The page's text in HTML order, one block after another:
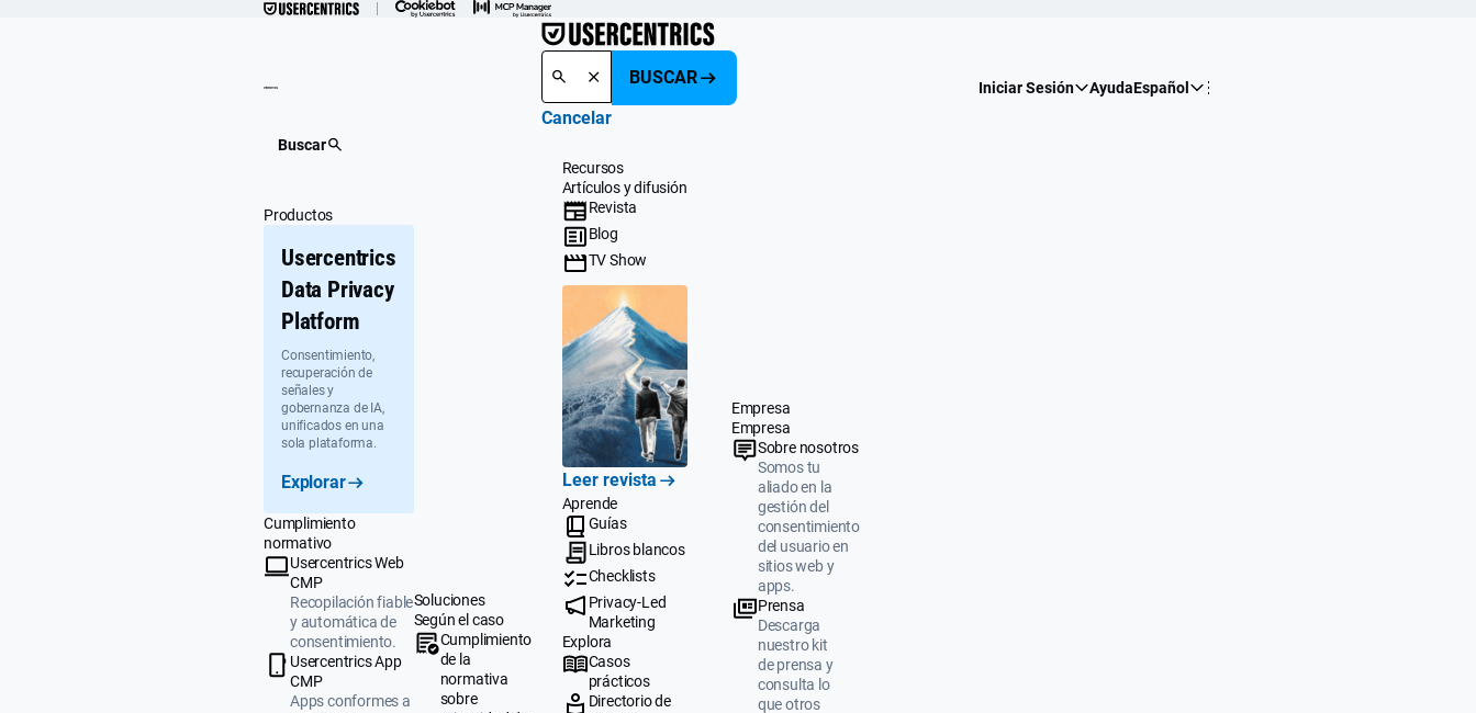
BUSCAR
Cancelar
Buscar
Iniciar Sesión AyudaEspañol
Productos
Usercentrics
Data Privacy
Platform
Consentimiento,
recuperación de
señales y
gobernanza de IA,
unificados en una
sola plataforma.
Explorar
Cumplimiento
normativo
Usercentrics Web
CMP
Recopilación fiable
y automática de
consentimiento.
Usercentrics App
CMP
Apps conformes a
Soluciones
Según el caso
Cumplimiento
de la
normativa
sobre
Recursos
Artículos y difusión
Revista
Blog
TV Show
Leer revista
Aprende
Guías
Libros blancos
Checklists
Privacy-Led
Marketing
Explora
Casos
prácticos
Directorio de
Empresa
Empresa
Sobre nosotros
Somos tu
aliado en la
gestión del
consentimiento
del usuario en
sitios web y
apps.
Prensa
Descarga
nuestro kit
de prensa y
consulta lo
que otros